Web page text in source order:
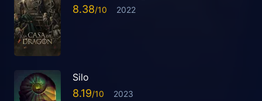
8.38 2022
Silo
8.19 2023